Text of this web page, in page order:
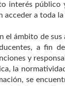
interés público
acceder a toda
el ámbito de
a fin
y
la
se